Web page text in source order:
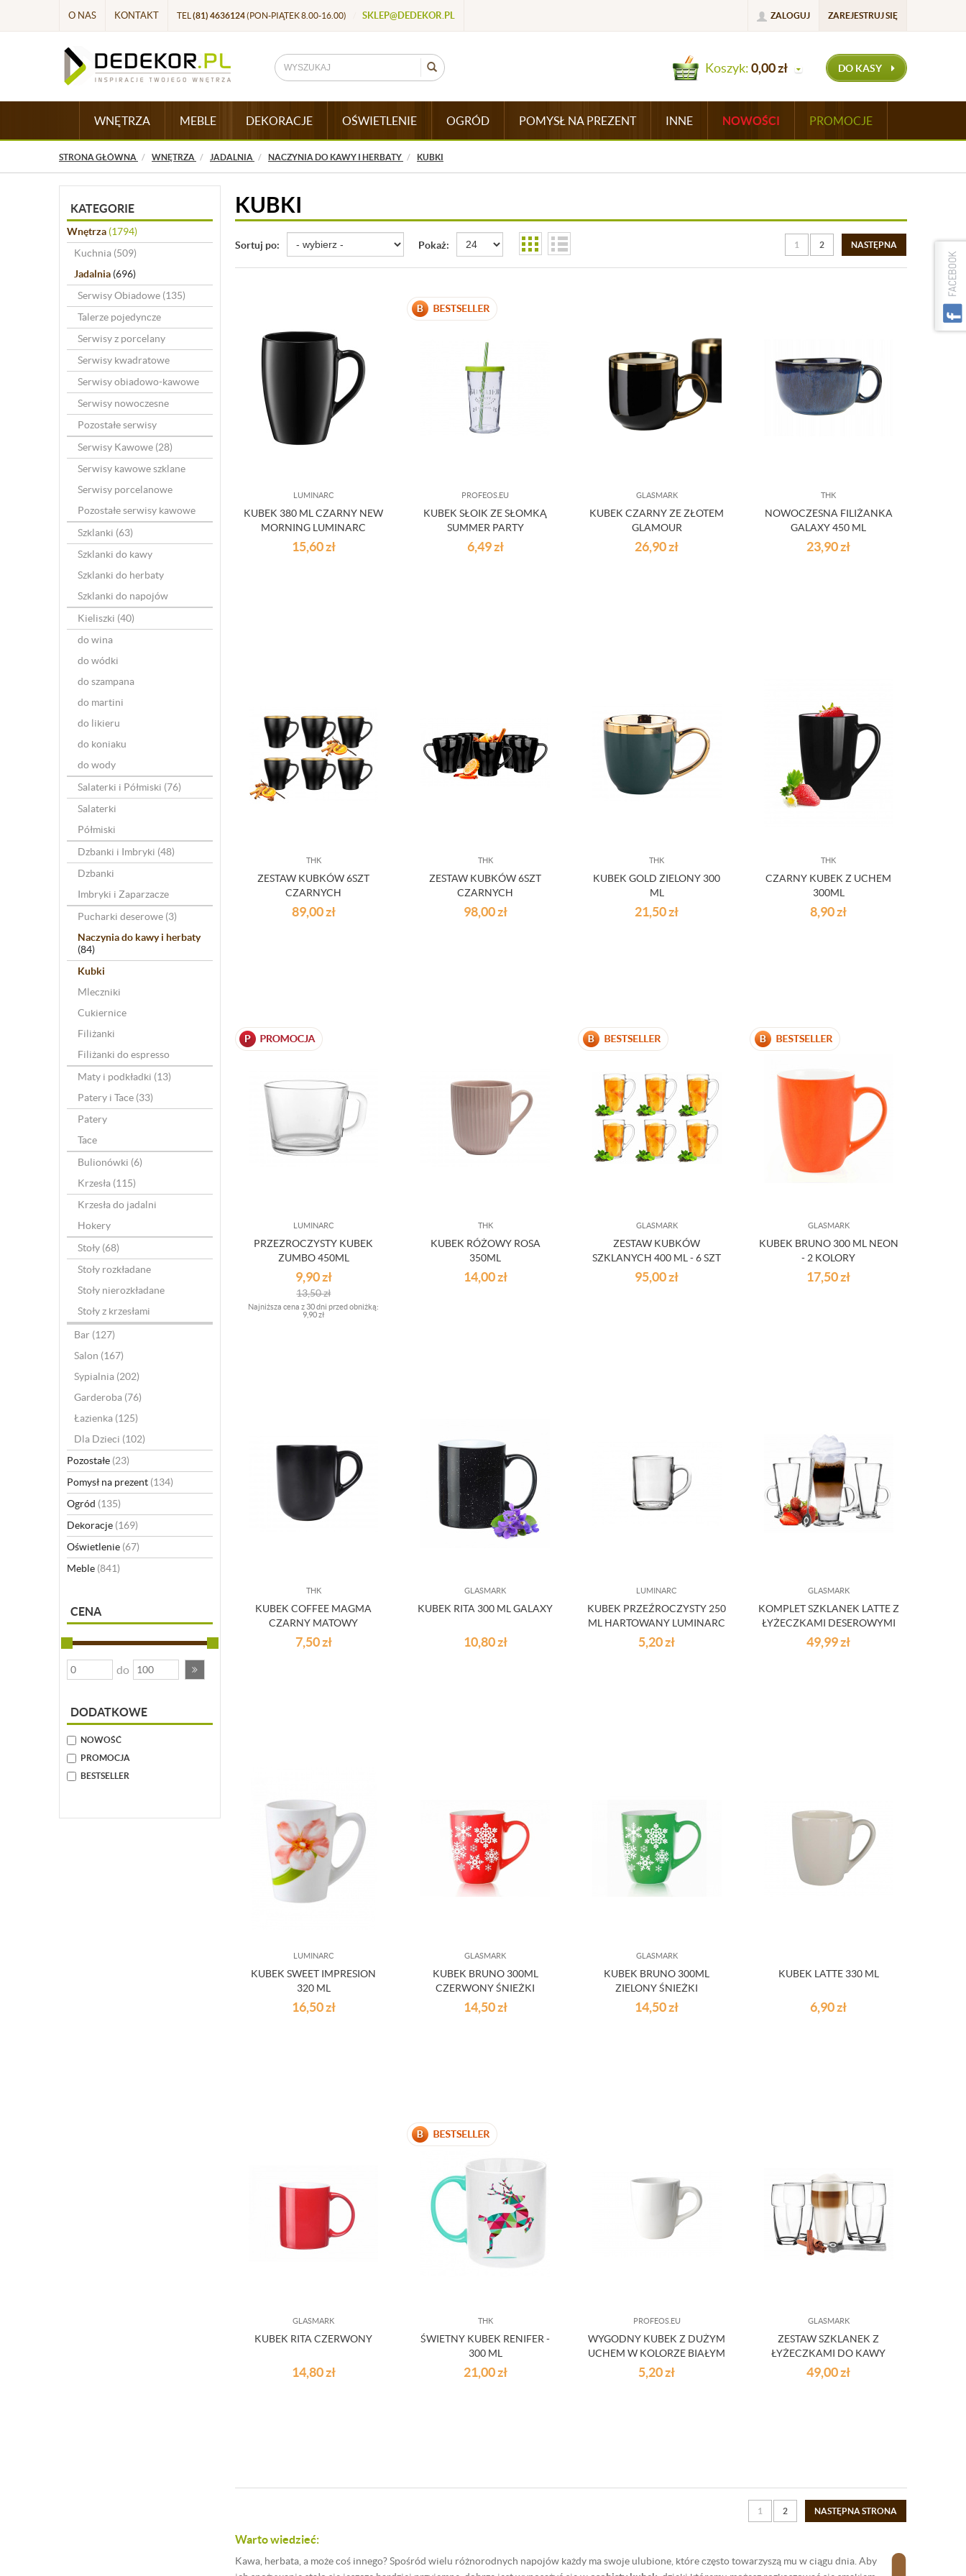
O NAS KONTAKT TEL (81) 4636124(PON-PIĄTEK 8.00-16.00) SKLEP@DEDEKOR.PL ZALOGUJ ZAREJESTRUJ SIĘ
Koszyk:0,00zł DO KASY
WNĘTRZA MEBLE DEKORACJE OŚWIETLENIE OGRÓD POMYSŁ NA PREZENT INNE NOWOŚCI PROMOCJE
STRONA GŁÓWNA WNĘTRZA JADALNIA NACZYNIA DO KAWY I HERBATY KUBKI
KATEGORIE
Wnętrza (1794)
Kuchnia (509)
Jadalnia (696)
Serwisy Obiadowe (135)
Talerze pojedyncze
Serwisy z porcelany
Serwisy kwadratowe
Serwisy obiadowo-kawowe
Serwisy nowoczesne
Pozostałe serwisy
Serwisy Kawowe (28)
Serwisy kawowe szklane
Serwisy porcelanowe
Pozostałe serwisy kawowe
Szklanki (63)
Szklanki do kawy
Szklanki do herbaty
Szklanki do napojów
Kieliszki (40)
do wina
do wódki
do szampana
do martini
do likieru
do koniaku
do wody
Salaterki i Półmiski (76)
Salaterki
Półmiski
Dzbanki i Imbryki (48)
Dzbanki
Imbryki i Zaparzacze
Pucharki deserowe (3)
Naczynia do kawy i herbaty
(84)
Kubki
Mleczniki
Cukiernice
Filiżanki
Filiżanki do espresso
Maty i podkładki (13)
Patery i Tace (33)
Patery
Tace
Bulionówki (6)
Krzesła (115)
Krzesła do jadalni
Hokery
Stoły (68)
Stoły rozkładane
Stoły nierozkładane
Stoły z krzesłami
Bar (127)
Salon (167)
Sypialnia (202)
Garderoba (76)
Łazienka (125)
Dla Dzieci (102)
Pozostałe (23)
Pomysł na prezent (134)
Ogród (135)
Dekoracje (169)
Oświetlenie (67)
Meble (841)
CENA
do
DODATKOWE
NOWOŚĆ
PROMOCJA
BESTSELLER
KUBKI
Sortuj po: Pokaż: 1 2 NASTĘPNA
LUMINARC
KUBEK 380 ML CZARNY NEW
MORNING LUMINARC
15,60zł
PROFEOS.EU
KUBEK SŁOIK ZE SŁOMKĄ
SUMMER PARTY
6,49zł
GLASMARK
KUBEK CZARNY ZE ZŁOTEM
GLAMOUR
26,90zł
THK
NOWOCZESNA FILIŻANKA
GALAXY 450 ML
23,90zł
THK
ZESTAW KUBKÓW 6SZT
CZARNYCH
89,00zł
THK
ZESTAW KUBKÓW 6SZT
CZARNYCH
98,00zł
THK
KUBEK GOLD ZIELONY 300
ML
21,50zł
THK
CZARNY KUBEK Z UCHEM
300ML
8,90zł
LUMINARC
PRZEZROCZYSTY KUBEK
ZUMBO 450ML
9,90zł
13,50zł
Najniższa cena z 30 dni przed obniżką:
9,90 zł
THK
KUBEK RÓŻOWY ROSA
350ML
14,00zł
GLASMARK
ZESTAW KUBKÓW
SZKLANYCH 400 ML - 6 SZT
ALEX
95,00zł
GLASMARK
KUBEK BRUNO 300 ML NEON
- 2 KOLORY
17,50zł
THK
KUBEK COFFEE MAGMA
CZARNY MATOWY
7,50zł
GLASMARK
KUBEK RITA 300 ML GALAXY
10,80zł
LUMINARC
KUBEK PRZEŹROCZYSTY 250
ML HARTOWANY LUMINARC
5,20zł
GLASMARK
KOMPLET SZKLANEK LATTE Z
ŁYŻECZKAMI DESEROWYMI
49,99zł
LUMINARC
KUBEK SWEET IMPRESION
320 ML
16,50zł
GLASMARK
KUBEK BRUNO 300ML
CZERWONY ŚNIEŻKI
14,50zł
GLASMARK
KUBEK BRUNO 300ML
ZIELONY ŚNIEŻKI
14,50zł
KUBEK LATTE 330 ML
6,90zł
GLASMARK
KUBEK RITA CZERWONY
14,80zł
THK
ŚWIETNY KUBEK RENIFER -
300 ML
21,00zł
PROFEOS.EU
WYGODNY KUBEK Z DUŻYM
UCHEM W KOLORZE BIAŁYM
5,20zł
GLASMARK
ZESTAW SZKLANEK Z
ŁYŻECZKAMI DO KAWY
HERBATY WODY
49,00zł
1 2 NASTĘPNA STRONA
Warto wiedzieć:
Kawa, herbata, a może coś innego? Spośród wielu różnorodnych napojów każdy ma swoje ulubione, które często towarzyszą mu w ciągu dnia. Aby